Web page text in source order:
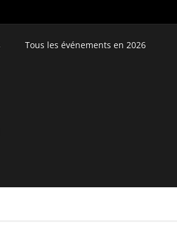
Tous les événements en 2026